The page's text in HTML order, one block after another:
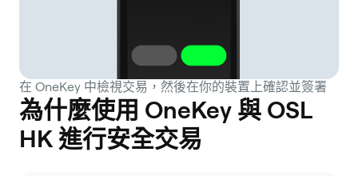
在 OneKey 中檢視交易，然後在你的裝置上確認並簽署
為什麼使用 OneKey 與 OSL
HK 進行安全交易